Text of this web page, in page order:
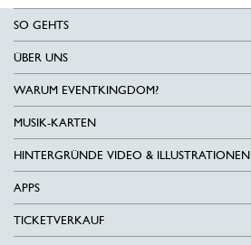
SO GEHTS
ÜBER UNS
WARUM EVENTKINGDOM?
MUSIK-KARTEN
HINTERGRÜNDE VIDEO & ILLUSTRATIONEN
APPS
TICKETVERKAUF